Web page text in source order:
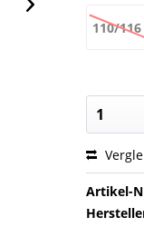
110/116
Artikel-